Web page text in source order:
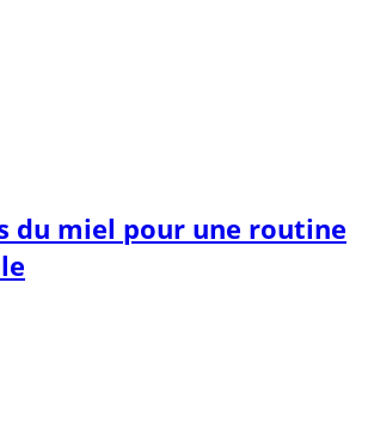
du miel pour une routine